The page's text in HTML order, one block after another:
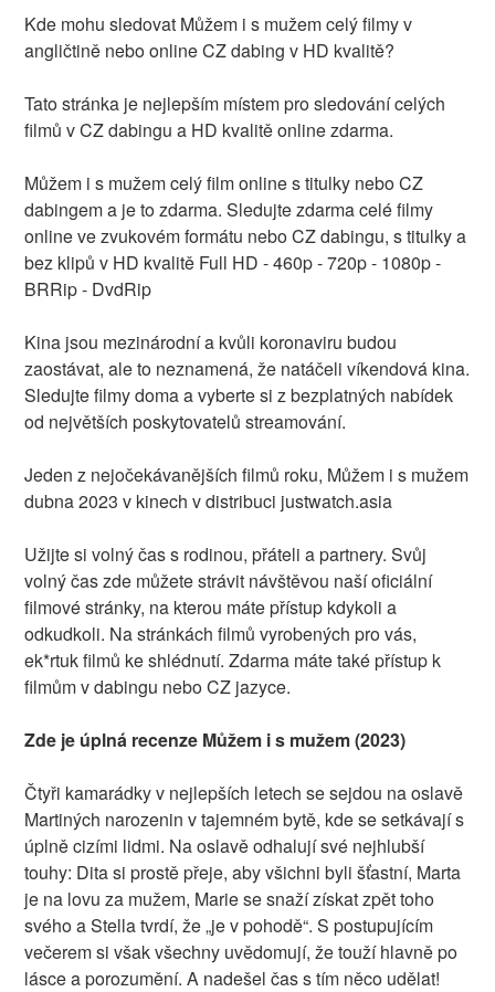
Kde mohu sledovat Můžem i s mužem celý filmy v
angličtině nebo online CZ dabing v HD kvalitě?
Tato stránka je nejlepším místem pro sledování celých
filmů v CZ dabingu a HD kvalitě online zdarma.
Můžem i s mužem celý film online s titulky nebo CZ
dabingem a je to zdarma. Sledujte zdarma celé filmy
online ve zvukovém formátu nebo CZ dabingu, s titulky a
bez klipů v HD kvalitě Full HD - 460p - 720p - 1080p -
BRRip - DvdRip
Kina jsou mezinárodní a kvůli koronaviru budou
zaostávat, ale to neznamená, že natáčeli víkendová kina.
Sledujte filmy doma a vyberte si z bezplatných nabídek
od největších poskytovatelů streamování.
Jeden z nejočekávanějších filmů roku, Můžem i s mužem
dubna 2023 v kinech v distribuci justwatch.asia
Užijte si volný čas s rodinou, přáteli a partnery. Svůj
volný čas zde můžete strávit návštěvou naší oficiální
filmové stránky, na kterou máte přístup kdykoli a
odkudkoli. Na stránkách filmů vyrobených pro vás,
ek*rtuk filmů ke shlédnutí. Zdarma máte také přístup k
filmům v dabingu nebo CZ jazyce.
Zde je úplná recenze Můžem i s mužem (2023)
Čtyři kamarádky v nejlepších letech se sejdou na oslavě
Martiných narozenin v tajemném bytě, kde se setkávají s
úplně cizími lidmi. Na oslavě odhalují své nejhlubší
touhy: Dita si prostě přeje, aby všichni byli šťastní, Marta
je na lovu za mužem, Marie se snaží získat zpět toho
svého a Stella tvrdí, že „je v pohodě“. S postupujícím
večerem si však všechny uvědomují, že touží hlavně po
lásce a porozumění. A nadešel čas s tím něco udělat!